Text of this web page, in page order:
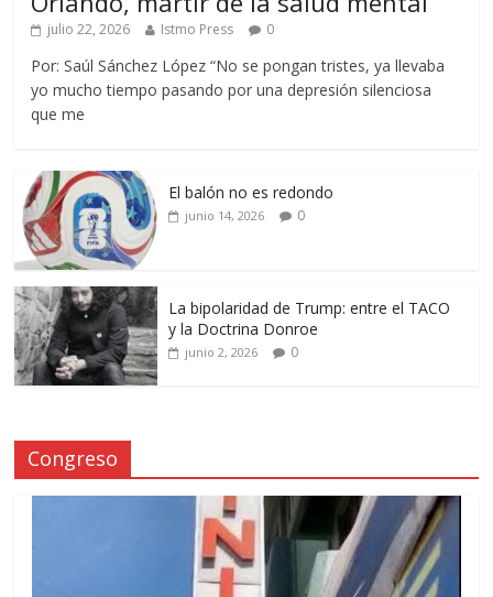
julio 22, 2026 Istmo Press 0
Por: Saúl Sánchez López “No se pongan tristes, ya llevaba
yo mucho tiempo pasando por una depresión silenciosa
que me
El balón no es redondo
junio 14, 2026 0
La bipolaridad de Trump: entre el TACO
y la Doctrina Donroe
junio 2, 2026 0
Congreso